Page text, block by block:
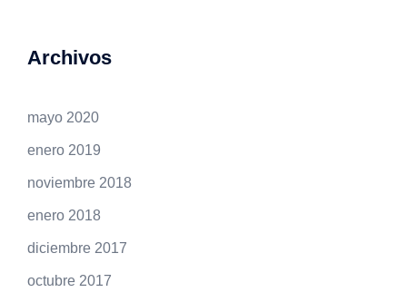
Archivos
mayo 2020
enero 2019
noviembre 2018
enero 2018
diciembre 2017
octubre 2017